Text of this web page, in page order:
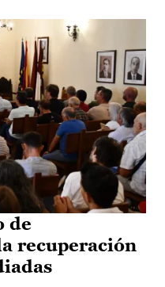
de
recuperación